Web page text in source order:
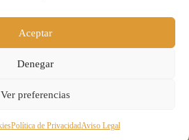
Aceptar
Denegar
Ver preferencias
Política de PrivacidadAviso Legal
reservados.